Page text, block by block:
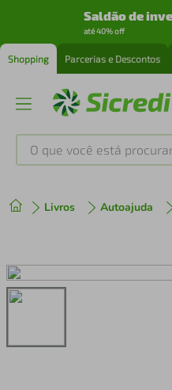
Saldão de
até 40% off
Shopping Parcerias e Descontos
O que você está
Livros Autoajuda
2º cafeteira